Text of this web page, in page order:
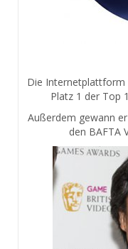
Die Internetplattform
Platz 1 der Top
Außerdem gewann
den BAFTA